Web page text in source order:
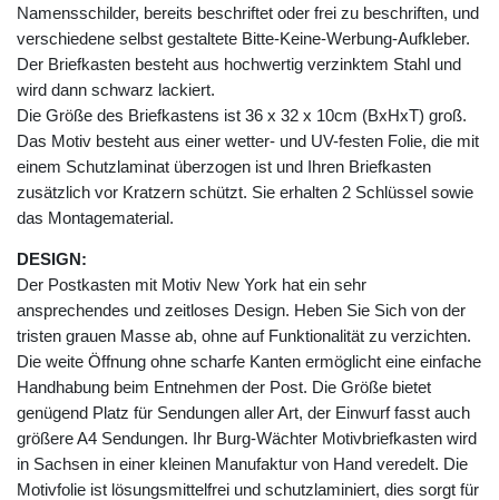
Namensschilder, bereits beschriftet oder frei zu beschriften, und
verschiedene selbst gestaltete Bitte-Keine-Werbung-Aufkleber.
Der Briefkasten besteht aus hochwertig verzinktem Stahl und
wird dann schwarz lackiert.
Die Größe des Briefkastens ist 36 x 32 x 10cm (BxHxT) groß.
Das Motiv besteht aus einer wetter- und UV-festen Folie, die mit
einem Schutzlaminat überzogen ist und Ihren Briefkasten
zusätzlich vor Kratzern schützt. Sie erhalten 2 Schlüssel sowie
das Montagematerial.
DESIGN:
Der Postkasten mit Motiv New York hat ein sehr
ansprechendes und zeitloses Design. Heben Sie Sich von der
tristen grauen Masse ab, ohne auf Funktionalität zu verzichten.
Die weite Öffnung ohne scharfe Kanten ermöglicht eine einfache
Handhabung beim Entnehmen der Post. Die Größe bietet
genügend Platz für Sendungen aller Art, der Einwurf fasst auch
größere A4 Sendungen. Ihr Burg-Wächter Motivbriefkasten wird
in Sachsen in einer kleinen Manufaktur von Hand veredelt. Die
Motivfolie ist lösungsmittelfrei und schutzlaminiert, dies sorgt für